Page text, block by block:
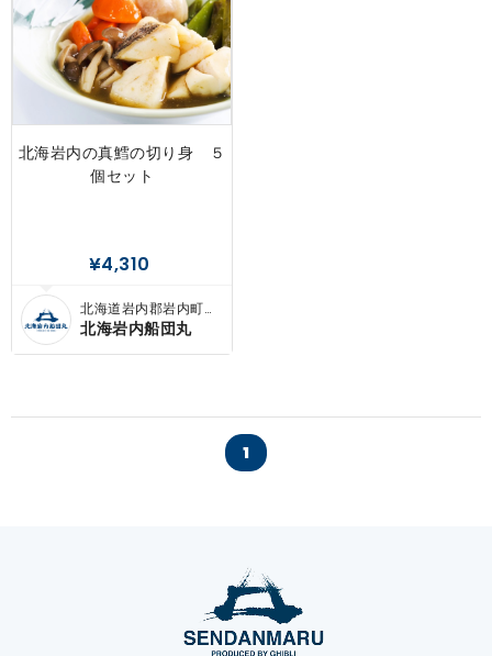
北海岩内の真鱈の切り身 ５
個セット
¥4,310
北海道岩内郡岩内町敷
島内
北海岩内船団丸
1